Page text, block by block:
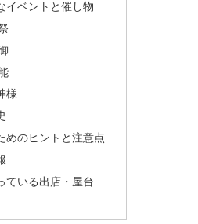
イベントと催し物
様
めのヒントと注意点
ている出店・屋台